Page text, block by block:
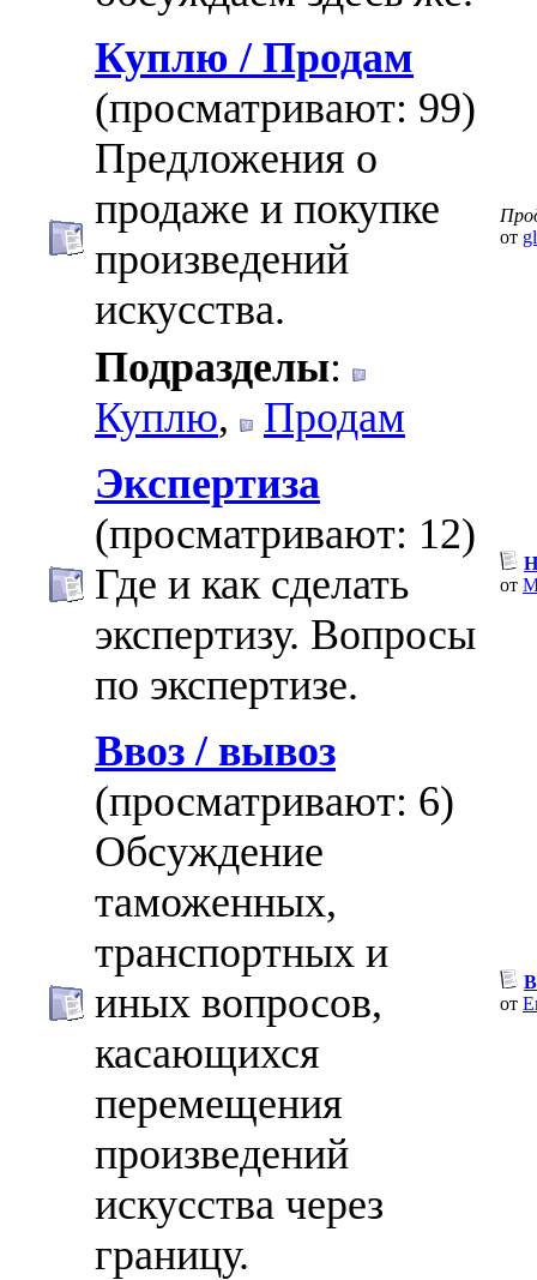
Куплю / Продам
(просматривают: 99)
Предложения о
продаже и покупке
произведений
искусства.
Подразделы:
Куплю, Продам
от
Экспертиза
(просматривают: 12)
Где и как сделать
экспертизу. Вопросы
по экспертизе.
от
Ввоз / вывоз
(просматривают: 6)
Обсуждение
таможенных,
транспортных и
иных вопросов,
касающихся
перемещения
произведений
искусства через
границу.
от